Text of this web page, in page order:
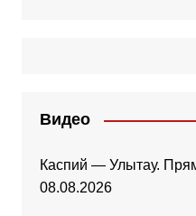
Видео
Каспий — Улытау.
08.08.2026